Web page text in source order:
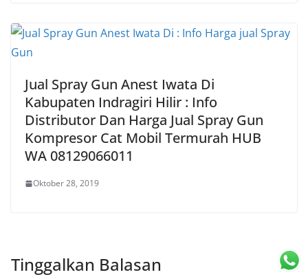
Jual Spray Gun Anest Iwata Di
Kabupaten Indragiri Hilir : Info
Distributor Dan Harga Jual Spray Gun
Kompresor Cat Mobil Termurah HUB
WA 08129066011
Oktober 28, 2019
Tinggalkan Balasan